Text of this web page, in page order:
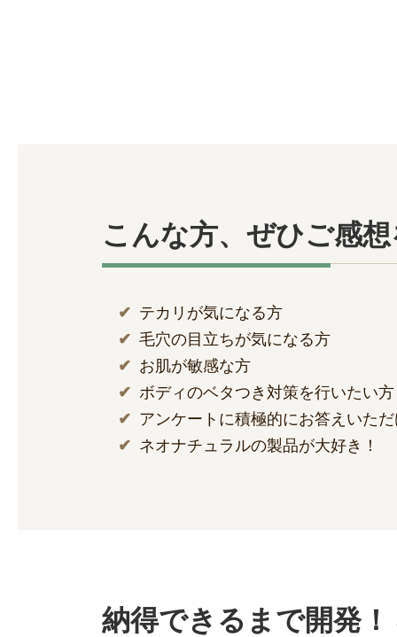
こんな方、ぜひご感
テカリが気になる方
毛穴の目立ちが気になる方
お肌が敏感な方
ボディのベタつき対策を行いたい方
アンケートに積極的にお答えいた
ネオナチュラルの製品が大好き！
納得できるまで開発！